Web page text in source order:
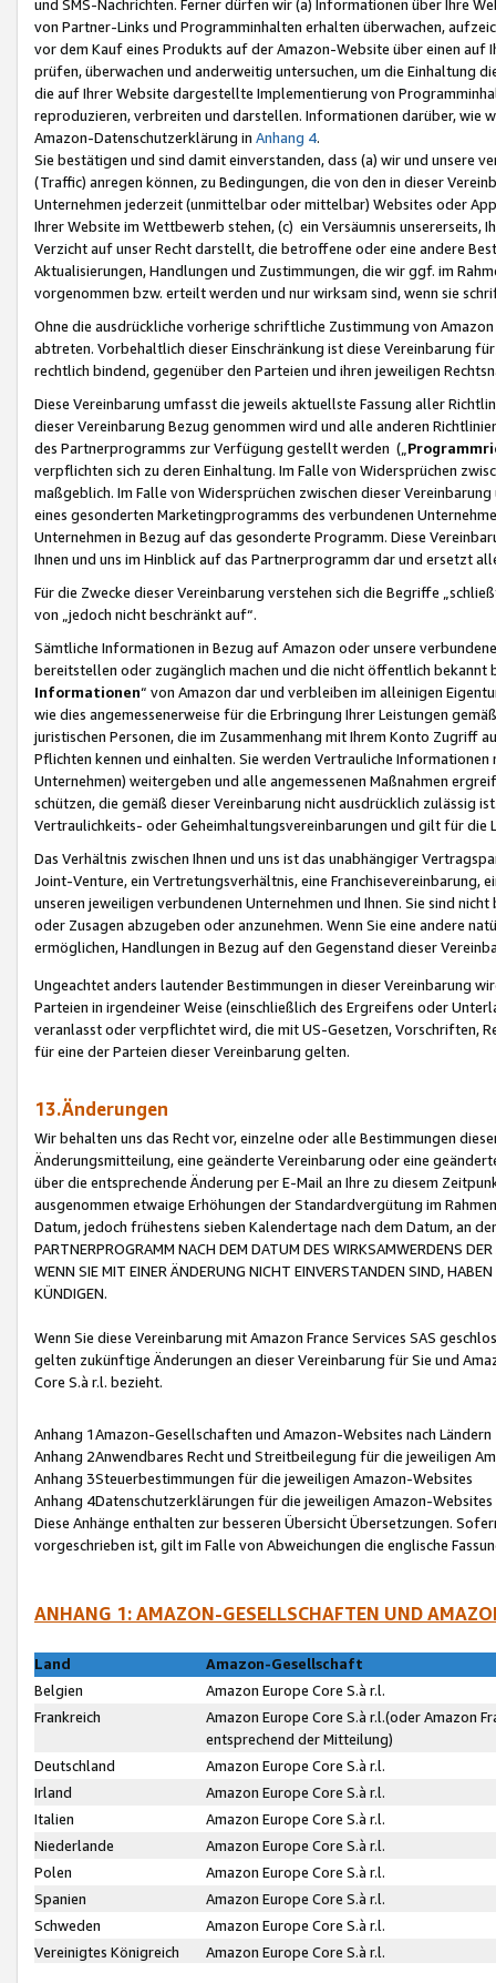
und SMS-Nachrichten. Ferner dürfen wir (a) Informationen über Ihre
von Partner-Links und Programminhalten erhalten überwachen,
vor dem Kauf eines Produkts auf der Amazon-Website über einen
prüfen, überwachen und anderweitig untersuchen, um die Einhaltung
die auf Ihrer Website dargestellte Implementierung von
reproduzieren, verbreiten und darstellen. Informationen darüber, wie
Amazon-Datenschutzerklärung in Anhang 4.
Sie bestätigen und sind damit einverstanden, dass (a) wir und
(Traffic) anregen können, zu Bedingungen, die von den in dieser
Unternehmen jederzeit (unmittelbar oder mittelbar) Websites oder
Ihrer Website im Wettbewerb stehen, (c) ein Versäumnis unsererseits,
Verzicht auf unser Recht darstellt, die betroffene oder eine andere
Aktualisierungen, Handlungen und Zustimmungen, die wir ggf. im
vorgenommen bzw. erteilt werden und nur wirksam sind, wenn sie
Ohne die ausdrückliche vorherige schriftliche Zustimmung von
abtreten. Vorbehaltlich dieser Einschränkung ist diese Vereinbarung
rechtlich bindend, gegenüber den Parteien und ihren jeweiligen
Diese Vereinbarung umfasst die jeweils aktuellste Fassung aller
dieser Vereinbarung Bezug genommen wird und alle anderen
des Partnerprogramms zur Verfügung gestellt werden („
verpflichten sich zu deren Einhaltung. Im Falle von Widersprüchen
maßgeblich. Im Falle von Widersprüchen zwischen dieser
eines gesonderten Marketingprogramms des verbundenen
Unternehmen in Bezug auf das gesonderte Programm. Diese
Ihnen und uns im Hinblick auf das Partnerprogramm dar und ersetzt
Für die Zwecke dieser Vereinbarung verstehen sich die Begriffe
von „jedoch nicht beschränkt auf“.
Sämtliche Informationen in Bezug auf Amazon oder unsere
bereitstellen oder zugänglich machen und die nicht öffentlich
Informationen“ von Amazon dar und verbleiben im alleinigen
wie dies angemessenerweise für die Erbringung Ihrer Leistungen
juristischen Personen, die im Zusammenhang mit Ihrem Konto
Pflichten kennen und einhalten. Sie werden Vertrauliche
Unternehmen) weitergeben und alle angemessenen Maßnahmen
schützen, die gemäß dieser Vereinbarung nicht ausdrücklich zulässig
Vertraulichkeits- oder Geheimhaltungsvereinbarungen und gilt für die
Das Verhältnis zwischen Ihnen und uns ist das unabhängiger
Joint-Venture, ein Vertretungsverhältnis, eine Franchisevereinbarung,
unseren jeweiligen verbundenen Unternehmen und Ihnen. Sie sind
oder Zusagen abzugeben oder anzunehmen. Wenn Sie eine andere
ermöglichen, Handlungen in Bezug auf den Gegenstand dieser
Ungeachtet anders lautender Bestimmungen in dieser Vereinbarung
Parteien in irgendeiner Weise (einschließlich des Ergreifens oder
veranlasst oder verpflichtet wird, die mit US-Gesetzen, Vorschriften,
für eine der Parteien dieser Vereinbarung gelten.
13.Änderungen
Wir behalten uns das Recht vor, einzelne oder alle Bestimmungen
Änderungsmitteilung, eine geänderte Vereinbarung oder eine
über die entsprechende Änderung per E-Mail an Ihre zu diesem
ausgenommen etwaige Erhöhungen der Standardvergütung im
Datum, jedoch frühestens sieben Kalendertage nach dem Datum, an
PARTNERPROGRAMM NACH DEM DATUM DES WIRKSAMWERDENS
WENN SIE MIT EINER ÄNDERUNG NICHT EINVERSTANDEN SIND,
KÜNDIGEN.
Wenn Sie diese Vereinbarung mit Amazon France Services SAS
gelten zukünftige Änderungen an dieser Vereinbarung für Sie und
Core S.à r.l. bezieht.
Anhang 1Amazon-Gesellschaften und Amazon-Websites nach Ländern
Anhang 2Anwendbares Recht und Streitbeilegung für die jeweiligen
Anhang 3Steuerbestimmungen für die jeweiligen Amazon-Websites
Anhang 4Datenschutzerklärungen für die jeweiligen Amazon-Websites
Diese Anhänge enthalten zur besseren Übersicht Übersetzungen.
vorgeschrieben ist, gilt im Falle von Abweichungen die englische
ANHANG 1: AMAZON-GESELLSCHAFTEN UND
Land
Amazon-Gesellschaft
Belgien
Amazon Europe Core S.à r.l.
Frankreich
Amazon Europe Core S.à r.l.(oder Amazon
entsprechend der Mitteilung)
Deutschland
Amazon Europe Core S.à r.l.
Irland
Amazon Europe Core S.à r.l.
Italien
Amazon Europe Core S.à r.l.
Niederlande
Amazon Europe Core S.à r.l.
Polen
Amazon Europe Core S.à r.l.
Spanien
Amazon Europe Core S.à r.l.
Schweden
Amazon Europe Core S.à r.l.
Vereinigtes Königreich
Amazon Europe Core S.à r.l.